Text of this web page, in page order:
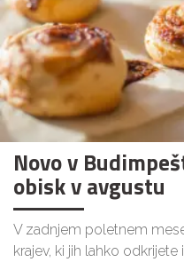
Novo v
obisk v avgustu
V zadnjem poletnem
krajev, ki jih lahko